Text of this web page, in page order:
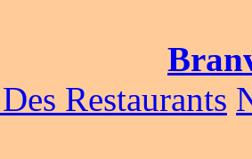
Restaurants